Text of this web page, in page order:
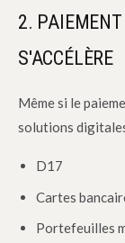
2.
S'ACCÉLÈRE
Même si le
solutions
D17
Cartes
Portefeuilles